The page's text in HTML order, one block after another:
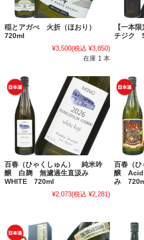
稲とアガべ 火折（ほおり）
720ml
¥3,500(税込 ¥3,850)
在庫 1 本
【一本
チジク
百春（ひゃくしゅん） 純米吟
醸 白麹 無濾過生直汲み
WHITE 720ml
¥2,073(税込 ¥2,281)
百春（ひ
醸 Acid
み